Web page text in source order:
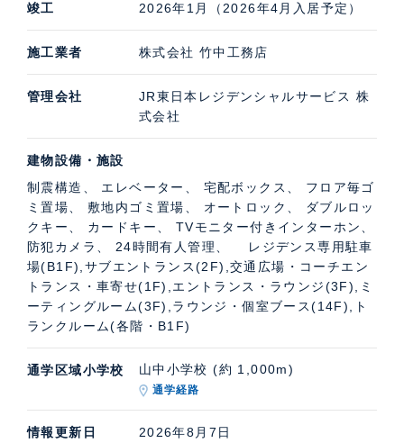
竣工 2026年1月（2026年4月入居予定）
施工業者 株式会社 竹中工務店
管理会社
JR東日本レジデンシャルサービス 株
式会社
建物設備・施設
制震構造、 エレベーター、 宅配ボックス、 フロア毎ゴ
ミ置場、 敷地内ゴミ置場、 オートロック、 ダブルロッ
クキー、 カードキー、 TVモニター付きインターホン、
防犯カメラ、 24時間有人管理、 レジデンス専用駐車
場(B1F),サブエントランス(2F),交通広場・コーチエン
トランス・車寄せ(1F),エントランス・ラウンジ(3F),ミ
ーティングルーム(3F),ラウンジ・個室ブース(14F),ト
ランクルーム(各階・B1F)
通学区域小学校 山中小学校 (約 1,000m)
通学経路
情報更新日 2026年8月7日